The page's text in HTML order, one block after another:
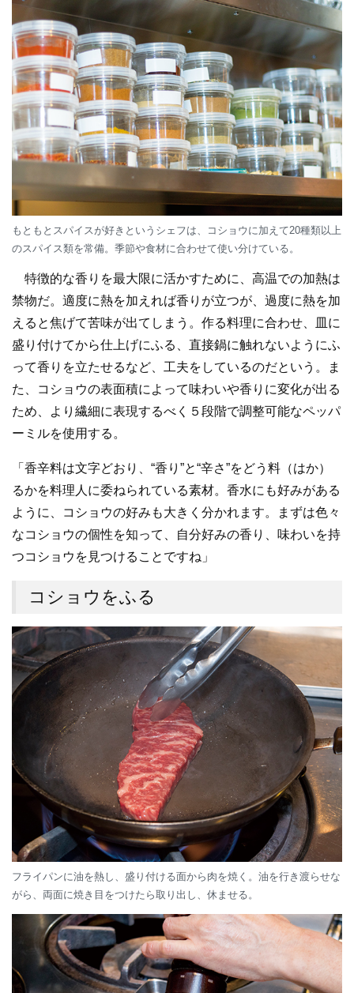
もともとスパイスが好きというシェフは、コショウに加えて20種類以上
のスパイス類を常備。季節や食材に合わせて使い分けている。
特徴的な香りを最大限に活かすために、高温での加熱は
禁物だ。適度に熱を加えれば香りが立つが、過度に熱を加
えると焦げて苦味が出てしまう。作る料理に合わせ、皿に
盛り付けてから仕上げにふる、直接鍋に触れないようにふ
って香りを立たせるなど、工夫をしているのだという。ま
た、コショウの表面積によって味わいや香りに変化が出る
ため、より繊細に表現するべく５段階で調整可能なペッパ
ーミルを使用する。
「香辛料は文字どおり、“香り”と“辛さ”をどう料（はか）
るかを料理人に委ねられている素材。香水にも好みがある
ように、コショウの好みも大きく分かれます。まずは色々
なコショウの個性を知って、自分好みの香り、味わいを持
つコショウを見つけることですね」
コショウをふる
フライパンに油を熱し、盛り付ける面から肉を焼く。油を行き渡らせな
がら、両面に焼き目をつけたら取り出し、休ませる。